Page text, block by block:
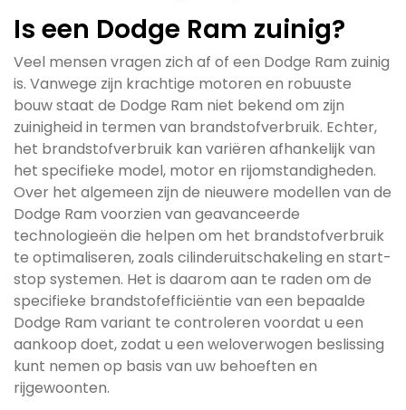
Is een Dodge Ram zuinig?
Veel mensen vragen zich af of een Dodge Ram zuinig
is. Vanwege zijn krachtige motoren en robuuste
bouw staat de Dodge Ram niet bekend om zijn
zuinigheid in termen van brandstofverbruik. Echter,
het brandstofverbruik kan variëren afhankelijk van
het specifieke model, motor en rijomstandigheden.
Over het algemeen zijn de nieuwere modellen van de
Dodge Ram voorzien van geavanceerde
technologieën die helpen om het brandstofverbruik
te optimaliseren, zoals cilinderuitschakeling en start-
stop systemen. Het is daarom aan te raden om de
specifieke brandstofefficiëntie van een bepaalde
Dodge Ram variant te controleren voordat u een
aankoop doet, zodat u een weloverwogen beslissing
kunt nemen op basis van uw behoeften en
rijgewoonten.